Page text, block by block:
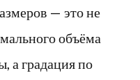
— это не
объёма
а градация по